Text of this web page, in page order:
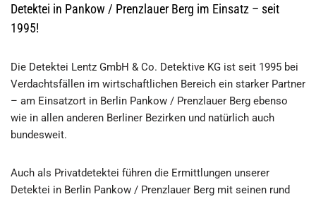
Detektei in Pankow / Prenzlauer Berg im Einsatz – seit
1995!
Die Detektei Lentz GmbH & Co. Detektive KG ist seit 1995 bei
Verdachtsfällen im wirtschaftlichen Bereich ein starker Partner
– am Einsatzort in Berlin Pankow / Prenzlauer Berg ebenso
wie in allen anderen Berliner Bezirken und natürlich auch
bundesweit.
Auch als Privatdetektei führen die Ermittlungen unserer
Detektei in Berlin Pankow / Prenzlauer Berg mit seinen rund